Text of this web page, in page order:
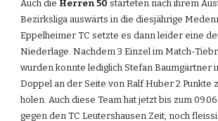
Auch die Herren 50 starteten nach ihrem
Bezirksliga auswärts in die diesjährige
Eppelheimer TC setzte es dann leider eine
Niederlage. Nachdem 3 Einzel im Match-
wurden konnte lediglich Stefan Baumgärtner
Doppel an der Seite von Ralf Huber 2 Punkte
holen. Auch diese Team hat jetzt bis zum
gegen den TC Leutershausen Zeit, noch